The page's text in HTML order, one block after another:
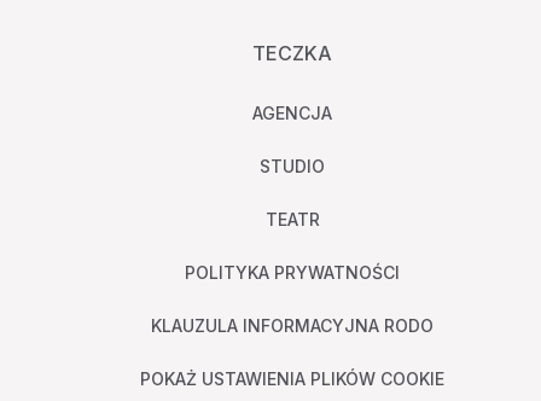
TECZKA
AGENCJA
STUDIO
TEATR
POLITYKA PRYWATNOŚCI
KLAUZULA INFORMACYJNA RODO
POKAŻ USTAWIENIA PLIKÓW COOKIE